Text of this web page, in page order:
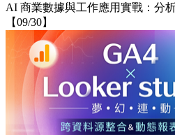
AI 商業數據與工作應用實戰：分
【09/30】